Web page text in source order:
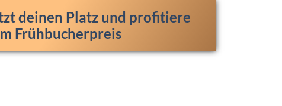
deinen Platz und profitiere
Frühbucherpreis